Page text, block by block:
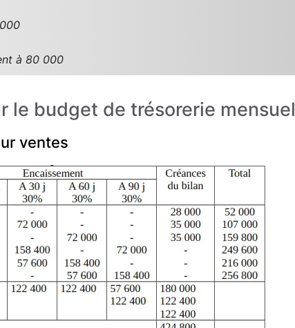
à 80 000
le budget de trésorerie mensuel
ventes